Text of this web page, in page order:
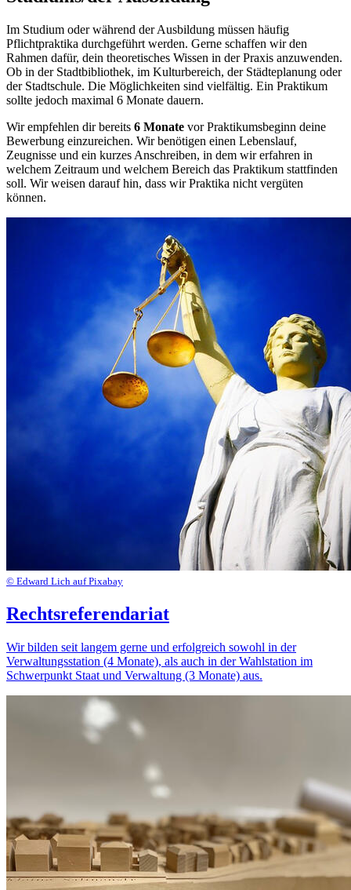
Im Studium oder während der Ausbildung müssen häufig
Pflichtpraktika durchgeführt werden. Gerne schaffen wir den
Rahmen dafür, dein theoretisches Wissen in der Praxis anzuwenden.
Ob in der Stadtbibliothek, im Kulturbereich, der Städteplanung oder
der Stadtschule. Die Möglichkeiten sind vielfältig. Ein Praktikum
sollte jedoch maximal 6 Monate dauern.
Wir empfehlen dir bereits 6 Monate vor Praktikumsbeginn deine
Bewerbung einzureichen. Wir benötigen einen Lebenslauf,
Zeugnisse und ein kurzes Anschreiben, in dem wir erfahren in
welchem Zeitraum und welchem Bereich das Praktikum stattfinden
soll. Wir weisen darauf hin, dass wir Praktika nicht vergüten
können.
© Edward Lich auf Pixabay
Rechtsreferendariat
Wir bilden seit langem gerne und erfolgreich sowohl in der
Verwaltungsstation (4 Monate), als auch in der Wahlstation im
Schwerpunkt Staat und Verwaltung (3 Monate) aus.